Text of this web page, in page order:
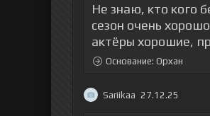
Не знаю, кто кого
сезон очень
актёры хорошие,
Основание: Орхан
Sariikaa 27.12.25